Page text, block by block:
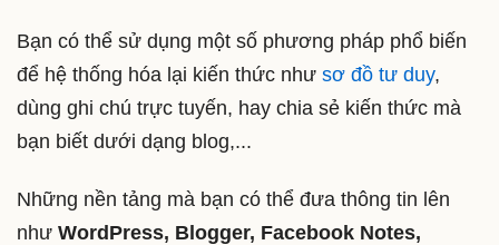
Bạn có thể sử dụng một số phương pháp phổ biến
để hệ thống hóa lại kiến thức như sơ đồ tư duy,
dùng ghi chú trực tuyến, hay chia sẻ kiến thức mà
bạn biết dưới dạng blog,...
Những nền tảng mà bạn có thể đưa thông tin lên
như WordPress, Blogger, Facebook Notes,